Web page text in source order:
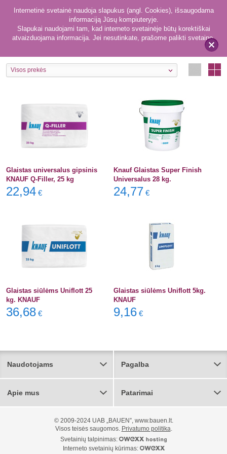
x
Internetinė svetainė naudoja slapukus (angl. Cookies), išsaugodama
informaciją Jūsų kompiuteryje.
Slapukai naudojami tam, kad interneto svetainėje būtų korektiškai
atvaizduojama informacija. Jei nesutinkate, prašome palikti svetainę.
Glaistai 4
Visos prekės
Glaistas universalus gipsinis
KNAUF Q-Filler, 25 kg
22,94 €
Knauf Glaistas Super Finish
Universalus 28 kg.
24,77 €
Glaistas siūlėms Uniflott 25
kg. KNAUF
36,68 €
Glaistas siūlėms Uniflott 5kg.
KNAUF
9,16 €
Naudotojams Pagalba
Apie mus Patarimai
© 2009-2024 UAB „BAUEN”, www.bauen.lt.
Visos teisės saugomos. Privatumo politika.
Svetainių talpinimas:
Interneto svetainių kūrimas: